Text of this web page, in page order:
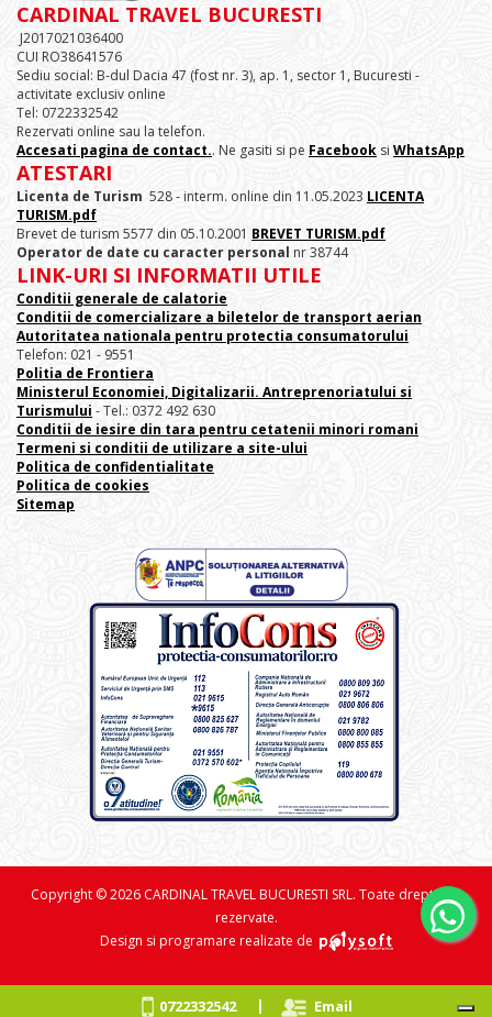
CARDINAL TRAVEL BUCURESTI
J2017021036400
CUI RO38641576
Sediu social: B-dul Dacia 47 (fost nr. 3), ap. 1, sector 1, Bucuresti -
activitate exclusiv online
Tel: 0722332542
Rezervati online sau la telefon.
Accesati pagina de contact.. Ne gasiti si pe Facebook si WhatsApp
ATESTARI
Licenta de Turism 528 - interm. online din 11.05.2023 LICENTA
TURISM.pdf
Brevet de turism 5577 din 05.10.2001 BREVET TURISM.pdf
Operator de date cu caracter personal nr 38744
LINK-URI SI INFORMATII UTILE
Conditii generale de calatorie
Conditii de comercializare a biletelor de transport aerian
Autoritatea nationala pentru protectia consumatorului
Telefon: 021 - 9551
Politia de Frontiera
Ministerul Economiei, Digitalizarii. Antreprenoriatului si
Turismului - Tel.: 0372 492 630
Conditii de iesire din tara pentru cetatenii minori romani
Termeni si conditii de utilizare a site-ului
Politica de confidentialitate
Politica de cookies
Sitemap
0722332542| Email
Copyright © 2026 CARDINAL TRAVEL BUCURESTI SRL. Toate drepturile
rezervate.
Design si programare realizate de